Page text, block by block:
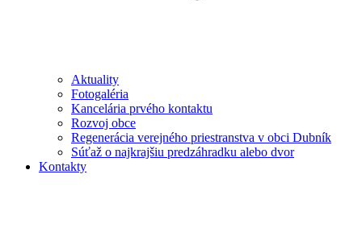
Aktuality
Fotogaléria
Kancelária prvého kontaktu
Rozvoj obce
Regenerácia verejného priestranstva v obci Dubník
Súťaž o najkrajšiu predzáhradku alebo dvor
Kontakty